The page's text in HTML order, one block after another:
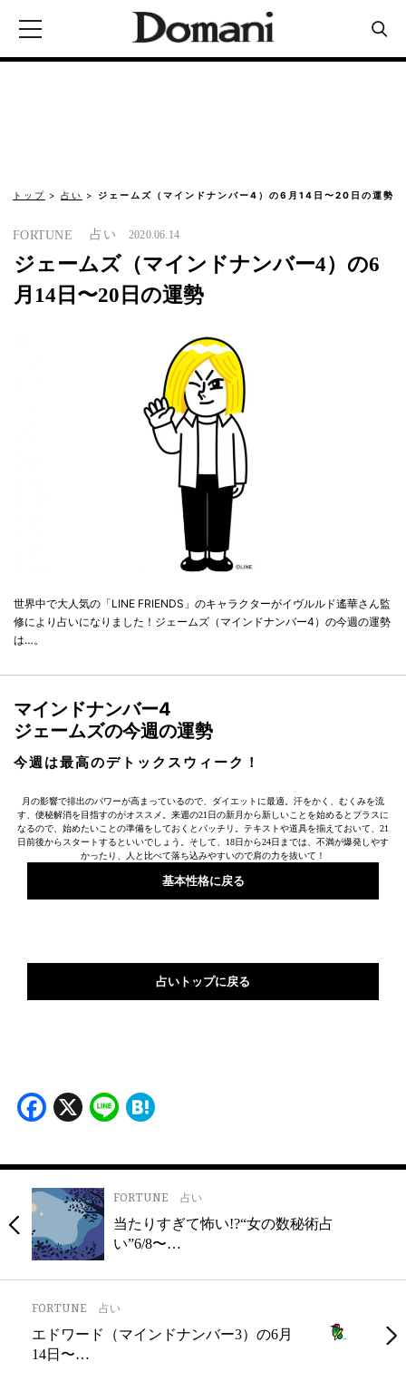
トップ 占い ジェームズ（マインドナンバー4）の6月14日〜20日の運勢
FORTUNE 占い 2020.06.14
ジェームズ（マインドナンバー4）の6
月14日〜20日の運勢
世界中で大人気の「LINE FRIENDS」のキャラクターがイヴルルド遙華さん監
修により占いになりました！ジェームズ（マインドナンバー4）の今週の運勢
は…。
マインドナンバー4
ジェームズの今週の運勢
今週は最高のデトックスウィーク！
月の影響で排出のパワーが高まっているので、ダイエットに最適。汗をかく、むくみを流
す、便秘解消を目指すのがオススメ。来週の21日の新月から新しいことを始めるとプラスに
なるので、始めたいことの準備をしておくとバッチリ。テキストや道具を揃えておいて、21
日前後からスタートするといいでしょう。そして、18日から24日までは、不満が爆発しやす
かったり、人と比べて落ち込みやすいので肩の力を抜いて！
基本性格に戻る
占いトップに戻る
Facebook
X Line
FORTUNE 占い
当たりすぎて怖い!?“女の数秘術占
い”6/8〜…
FORTUNE 占い
エドワード（マインドナンバー3）の6月
14日〜…